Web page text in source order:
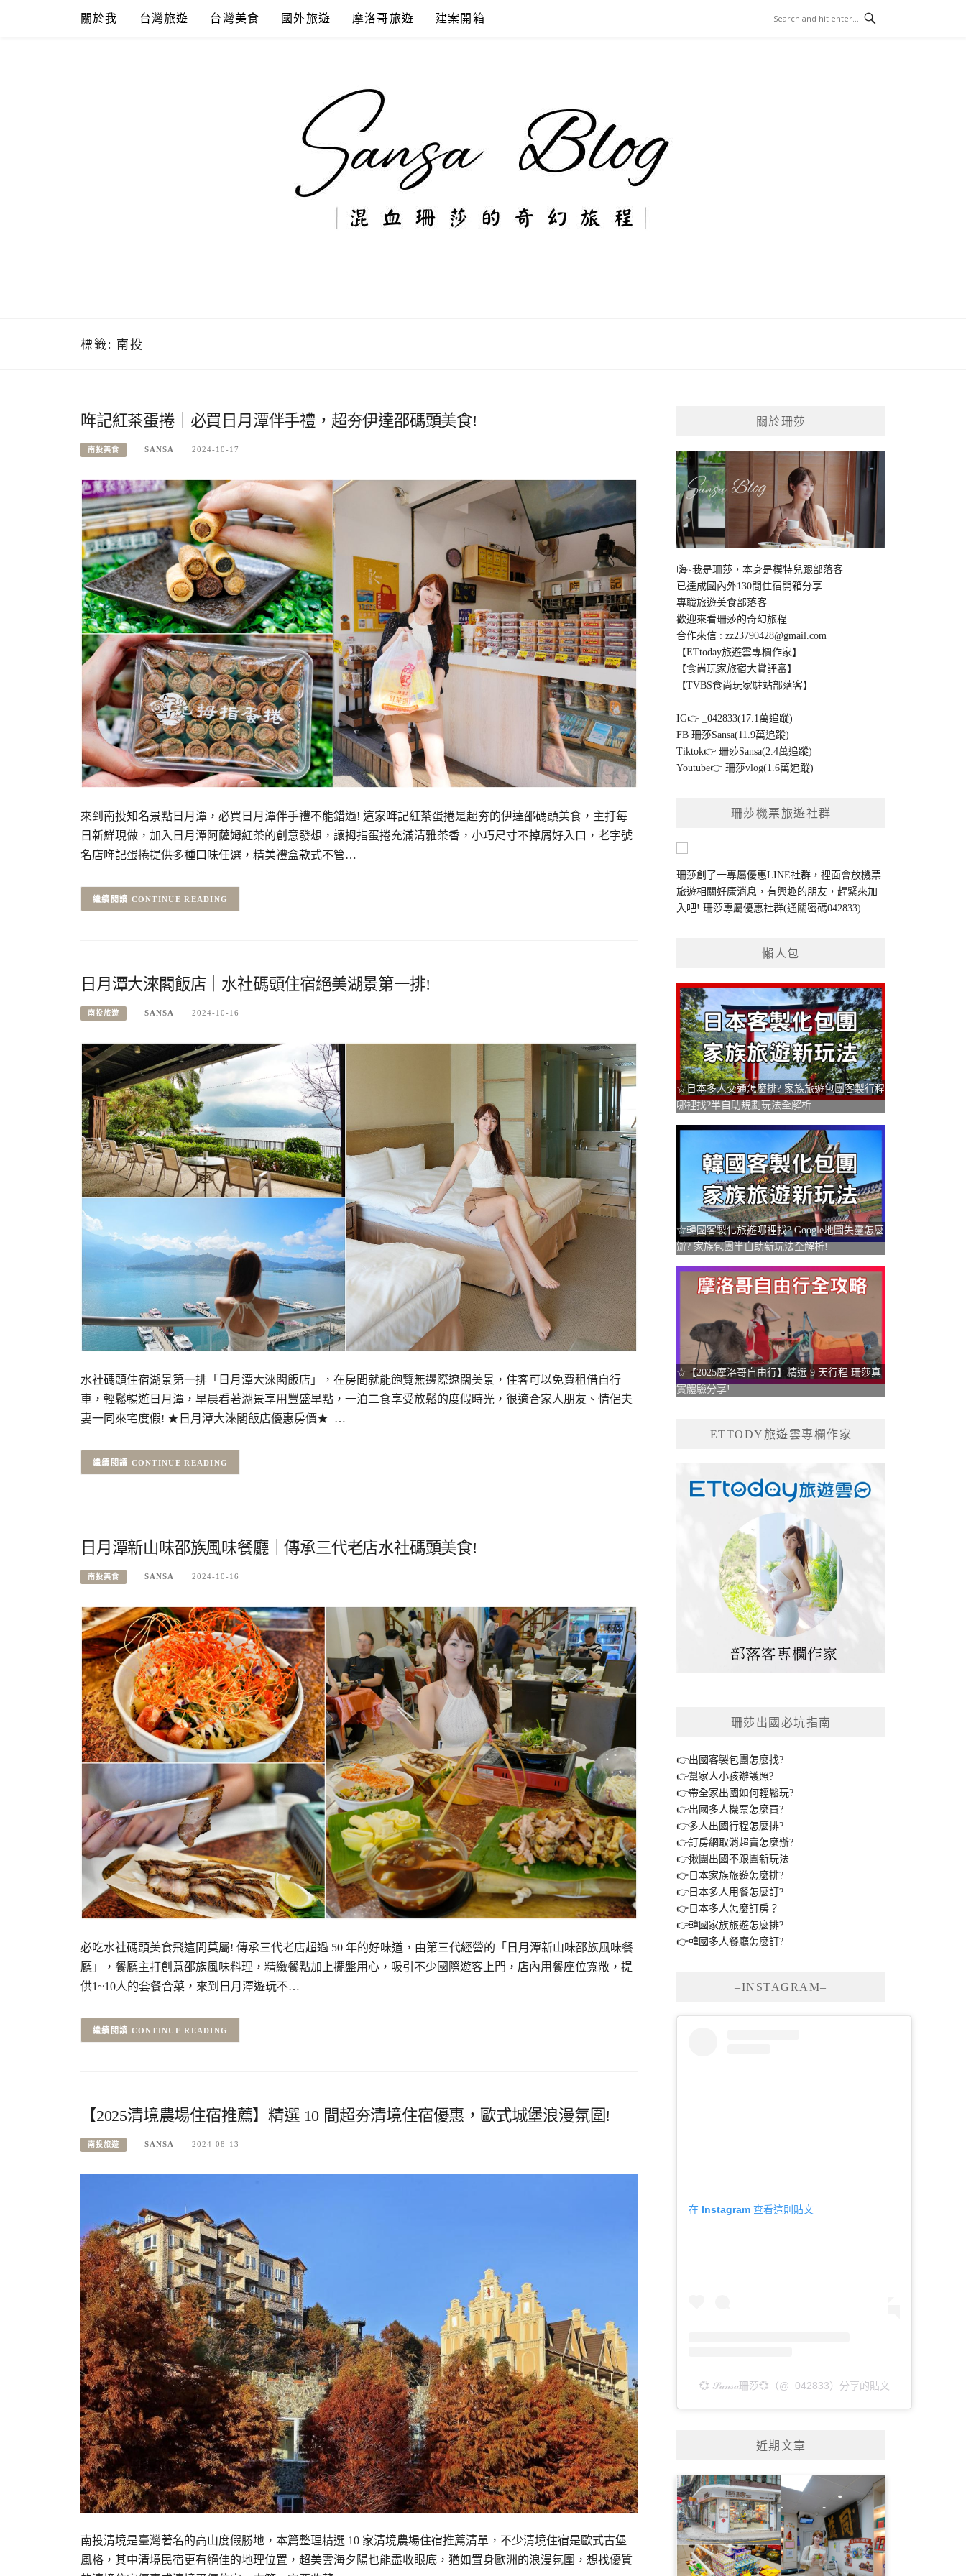
關於我 台灣旅遊 台灣美食 國外旅遊 摩洛哥旅遊 建案開箱
標籤: 南投
哖記紅茶蛋捲｜必買日月潭伴手禮，超夯伊達邵碼頭美食!
南投美食 SANSA 2024-10-17
來到南投知名景點日月潭，必買日月潭伴手禮不能錯過! 這家哖記紅茶蛋捲是超夯的伊達邵碼頭美食，主打每
日新鮮現做，加入日月潭阿薩姆紅茶的創意發想，讓拇指蛋捲充滿清雅茶香，小巧尺寸不掉屑好入口，老字號
名店哖記蛋捲提供多種口味任選，精美禮盒款式不管…
CONTINUE READING
日月潭大淶閣飯店｜水社碼頭住宿絕美湖景第一排!
南投旅遊 SANSA 2024-10-16
水社碼頭住宿湖景第一排「日月潭大淶閣飯店」，在房間就能飽覽無邊際遼闊美景，住客可以免費租借自行
車，輕鬆暢遊日月潭，早晨看著湖景享用豐盛早點，一泊二食享受放鬆的度假時光，很適合家人朋友、情侶夫
妻一同來宅度假! ★日月潭大淶閣飯店優惠房價★ …
CONTINUE READING
日月潭新山味邵族風味餐廳｜傳承三代老店水社碼頭美食!
南投美食 SANSA 2024-10-16
必吃水社碼頭美食飛這間莫屬! 傳承三代老店超過 50 年的好味道，由第三代經營的「日月潭新山味邵族風味餐
廳」，餐廳主打創意邵族風味料理，精緻餐點加上擺盤用心，吸引不少國際遊客上門，店內用餐座位寬敞，提
供1~10人的套餐合菜，來到日月潭遊玩不…
CONTINUE READING
【2025清境農場住宿推薦】精選 10 間超夯清境住宿優惠，歐式城堡浪漫氛圍!
南投旅遊 SANSA 2024-08-13
南投清境是臺灣著名的高山度假勝地，本篇整理精選 10 家清境農場住宿推薦清單，不少清境住宿是歐式古堡
風格，其中清境民宿更有絕佳的地理位置，超美雲海夕陽也能盡收眼底，猶如置身歐洲的浪漫氛圍，想找優質
關於珊莎
嗨~我是珊莎，本身是模特兒跟部落客
已達成國內外130間住宿開箱分享
專職旅遊美食部落客
歡迎來看珊莎的奇幻旅程
合作來信 :zz23790428@gmail.com
【ETtoday旅遊雲專欄作家】
【食尚玩家旅宿大賞評審】
【TVBS食尚玩家駐站部落客】
IG👉
_042833(17.1萬追蹤)
FB珊莎Sansa(11.9萬追蹤)
Tiktok👉珊莎Sansa(2.4萬追蹤)
Youtube👉珊莎vlog(1.6萬追蹤)
珊莎機票旅遊社群
珊莎創了一專屬優惠LINE社群，裡面會放機票
旅遊相關好康消息，有興趣的朋友，趕緊來加
入吧!珊莎專屬優惠社群(通關密碼042833)
懶人包
☆日本多人交通怎麼排? 家族旅遊包團客製行程
哪裡找?半自助規劃玩法全解析
☆韓國客製化旅遊哪裡找? Google地圖失靈怎麼
辦? 家族包團半自助新玩法全解析!
☆【2025摩洛哥自由行】精選 9 天行程 珊莎真
實體驗分享!
ETTODY旅遊雲專欄作家
珊莎出國必坑指南
👉出國客製包團怎麼找?
👉幫家人小孩辦護照?
👉帶全家出國如何輕鬆玩?
👉出國多人機票怎麼買?
👉多人出國行程怎麼排?
👉訂房網取消超賣怎麼辦?
👉揪團出國不跟團新玩法
👉日本家族旅遊怎麼排?
👉日本多人用餐怎麼訂?
👉日本多人怎麼訂房？
👉韓國家族旅遊怎麼排?
👉韓國多人餐廳怎麼訂?
–INSTAGRAM–
在 Instagram 查看這則貼文
💞 𝒮𝒶𝓃𝓈𝒶珊莎💞（@_042833）分享的貼文
近期文章